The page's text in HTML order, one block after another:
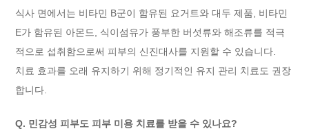
식사 면에서는 비타민 B군이 함유된 요거트와 대두 제품, 비타민
E가 함유된 아몬드, 식이섬유가 풍부한 버섯류와 해조류를 적극
적으로 섭취함으로써 피부의 신진대사를 지원할 수 있습니다.
치료 효과를 오래 유지하기 위해 정기적인 유지 관리 치료도 권장
합니다.
Q. 민감성 피부도 피부 미용 치료를 받을 수 있나요?